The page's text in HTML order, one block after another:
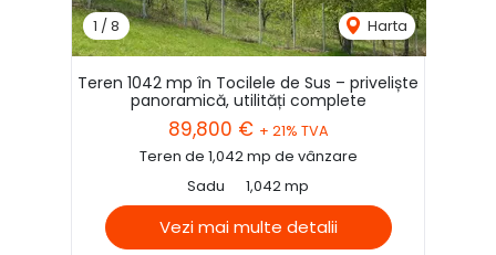
1 /8 Harta
Teren 1042 mp în Tocilele de Sus – priveliște
panoramică, utilități complete
89,800 € + 21% TVA
Teren de 1,042 mp de vânzare
Sadu
1,042 mp
Vezi mai multe detalii